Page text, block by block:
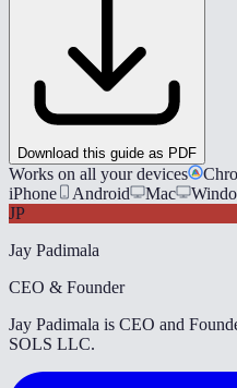
Download this guide as PDF
Works on all your devices
iPhone
Android Mac
JP
Jay Padimala
CEO & Founder
Jay Padimala is CEO and
SOLS LLC.